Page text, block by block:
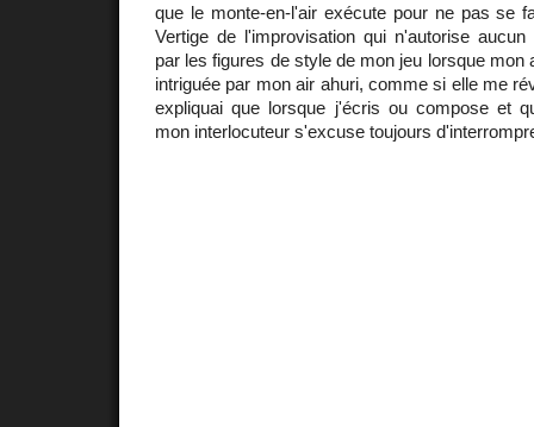
que le monte-en-l'air exécute pour ne pas se
Vertige de l'improvisation qui n'autorise
par les figures de style de mon jeu lorsque mon
intriguée par mon air ahuri, comme si elle me
expliquai que lorsque j'écris ou compose et
mon interlocuteur s'excuse toujours